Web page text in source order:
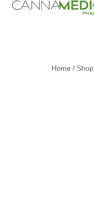
Home / Shop